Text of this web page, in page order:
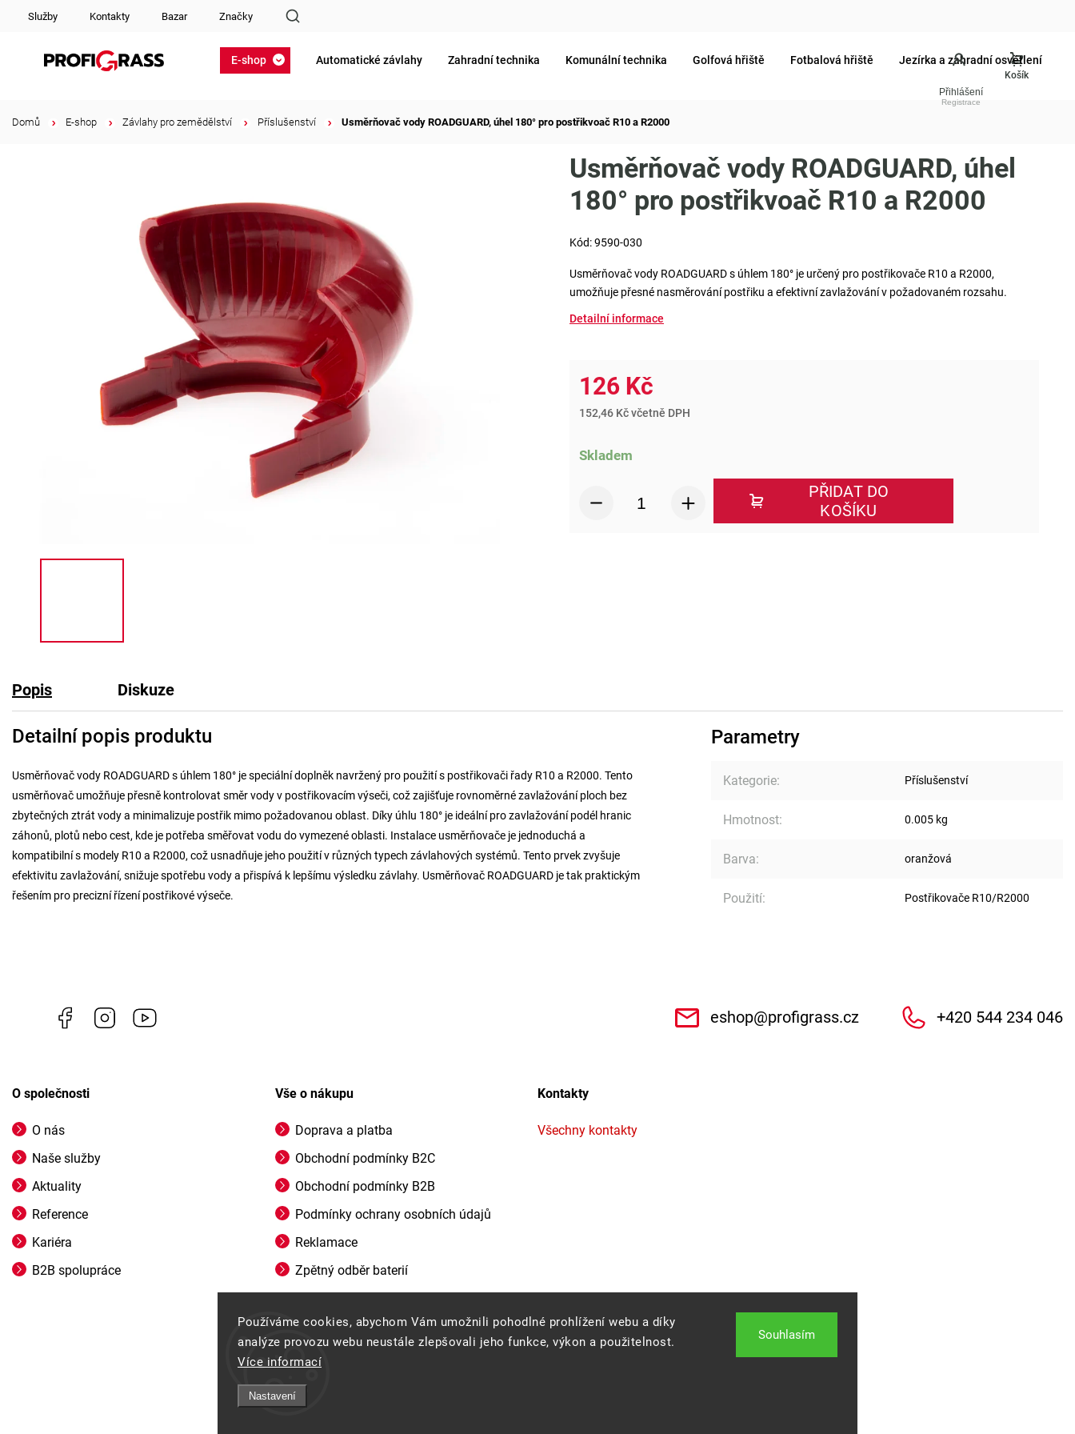
Používáme cookies, abychom Vám umožnili pohodlné prohlížení webu a díky
analýze provozu webu neustále zlepšovali jeho funkce, výkon a použitelnost.
Více informací
Nastavení
Souhlasím
Služby Kontakty Bazar Značky
Přihlášení
E-shop Automatické závlahy Zahradní technika Komunální technika Golfová hřiště Fotbalová hřiště Jezírka a zahradní osvětlení
Domů E-shop Závlahy pro zemědělství Příslušenství Usměrňovač vody ROADGUARD, úhel 180° pro postřikvoač R10 a R2000
Usměrňovač vody ROADGUARD, úhel
180° pro postřikvoač R10 a R2000
Kód:9590-030
Usměrňovač vody ROADGUARD s úhlem 180° je určený pro postřikovače R10 a R2000,
umožňuje přesné nasměrování postřiku a efektivní zavlažování v požadovaném rozsahu.
Detailní informace
126 Kč
152,46 Kč včetně DPH
Skladem
PŘIDAT DO
KOŠÍKU
Popis Diskuze
Detailní popis produktu
Usměrňovač vody ROADGUARD s úhlem 180° je speciální doplněk navržený pro použití s postřikovači řady R10 a R2000. Tento
usměrňovač umožňuje přesně kontrolovat směr vody v postřikovacím výseči, což zajišťuje rovnoměrné zavlažování ploch bez
zbytečných ztrát vody a minimalizuje postřik mimo požadovanou oblast. Díky úhlu 180° je ideální pro zavlažování podél hranic
záhonů, plotů nebo cest, kde je potřeba směřovat vodu do vymezené oblasti. Instalace usměrňovače je jednoduchá a
kompatibilní s modely R10 a R2000, což usnadňuje jeho použití v různých typech závlahových systémů. Tento prvek zvyšuje
efektivitu zavlažování, snižuje spotřebu vody a přispívá k lepšímu výsledku závlahy. Usměrňovač ROADGUARD je tak praktickým
řešením pro precizní řízení postřikové výseče.
Parametry
Kategorie: Příslušenství
Hmotnost: 0.005 kg
Barva: oranžová
Použití: Postřikovače R10/R2000
Facebook Instagram eshop@profigrass.cz +420 544 234 046
O společnosti
O nás
Naše služby
Aktuality
Reference
Kariéra
B2B spolupráce
Vše o nákupu
Doprava a platba
Obchodní podmínky B2C
Obchodní podmínky B2B
Podmínky ochrany osobních údajů
Reklamace
Zpětný odběr baterií
Kontakty
Všechny kontakty
Copyright 2026 . Všechna práva vyhrazena.